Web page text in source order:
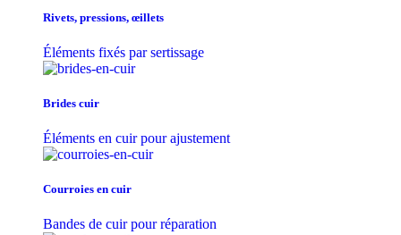
Rivets, pressions, œillets
Éléments fixés par sertissage
Brides cuir
Éléments en cuir pour ajustement
Courroies en cuir
Bandes de cuir pour réparation